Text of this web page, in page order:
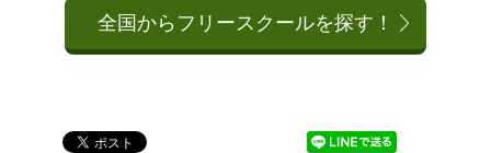
全国からフリースクールを探す！